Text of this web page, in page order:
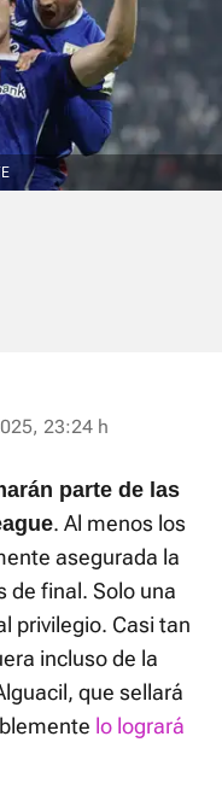
23:24 h
parte de las
. Al menos los
asegurada la
de final. Solo una
privilegio. Casi tan
incluso de la
que sellará
lo logrará